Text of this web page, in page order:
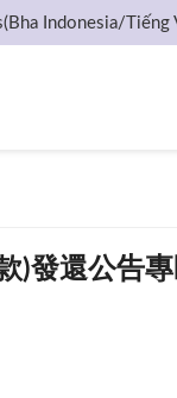
Indonesia/
)發還公告